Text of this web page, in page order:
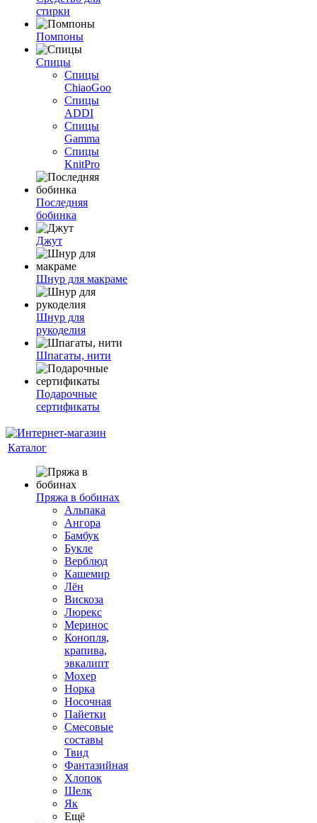
стирки
Помпоны
Спицы
Спицы
ChiaoGoo
Спицы
ADDI
Спицы
Gamma
Спицы
KnitPro
Последняя
бобинка
Джут
Шнур для макраме
Шнур для
рукоделия
Шпагаты, нити
Подарочные
сертификаты
Каталог
Пряжа в бобинах
Альпака
Ангора
Бамбук
Букле
Верблюд
Кашемир
Лён
Вискоза
Люрекс
Меринос
Конопля,
крапива,
эвкалипт
Мохер
Норка
Носочная
Пайетки
Смесовые
составы
Твид
Фантазийная
Хлопок
Шелк
Як
Ещё